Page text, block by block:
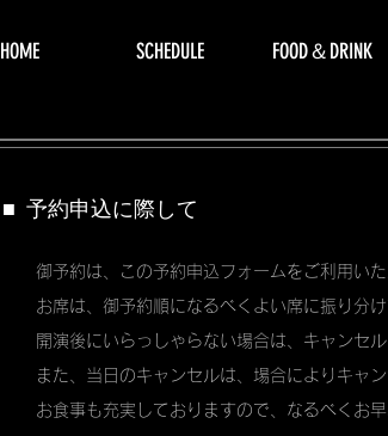
HOME SCHEDULE FOOD＆DRINK
■ 予約申込に際して
御予約は、この予約申込フォームをご利用い
お席は、御予約順になるべくよい席に振り分
開演後にいらっしゃらない場合は、キャンセ
また、当日のキャンセルは、場合によりキャ
お食事も充実しておりますので、なるべくお